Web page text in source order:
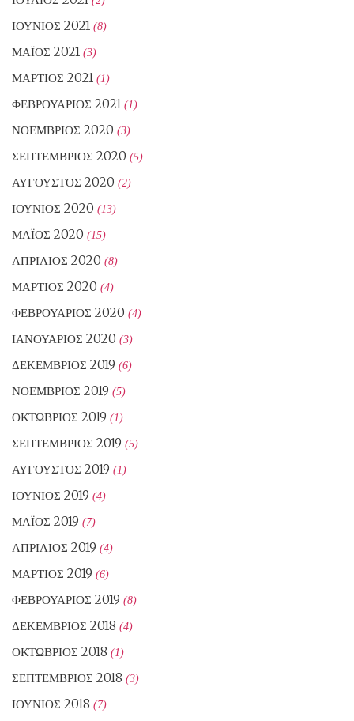
ΙΟΎΝΙΟΣ 2021 (8)
ΜΆΙΟΣ 2021 (3)
ΜΆΡΤΙΟΣ 2021 (1)
ΦΕΒΡΟΥΆΡΙΟΣ 2021 (1)
ΝΟΈΜΒΡΙΟΣ 2020 (3)
ΣΕΠΤΈΜΒΡΙΟΣ 2020 (5)
ΑΎΓΟΥΣΤΟΣ 2020 (2)
ΙΟΎΝΙΟΣ 2020 (13)
ΜΆΙΟΣ 2020 (15)
ΑΠΡΊΛΙΟΣ 2020 (8)
ΜΆΡΤΙΟΣ 2020 (4)
ΦΕΒΡΟΥΆΡΙΟΣ 2020 (4)
ΙΑΝΟΥΆΡΙΟΣ 2020 (3)
ΔΕΚΈΜΒΡΙΟΣ 2019 (6)
ΝΟΈΜΒΡΙΟΣ 2019 (5)
ΟΚΤΏΒΡΙΟΣ 2019 (1)
ΣΕΠΤΈΜΒΡΙΟΣ 2019 (5)
ΑΎΓΟΥΣΤΟΣ 2019 (1)
ΙΟΎΝΙΟΣ 2019 (4)
ΜΆΙΟΣ 2019 (7)
ΑΠΡΊΛΙΟΣ 2019 (4)
ΜΆΡΤΙΟΣ 2019 (6)
ΦΕΒΡΟΥΆΡΙΟΣ 2019 (8)
ΔΕΚΈΜΒΡΙΟΣ 2018 (4)
ΟΚΤΏΒΡΙΟΣ 2018 (1)
ΣΕΠΤΈΜΒΡΙΟΣ 2018 (3)
ΙΟΎΝΙΟΣ 2018 (7)